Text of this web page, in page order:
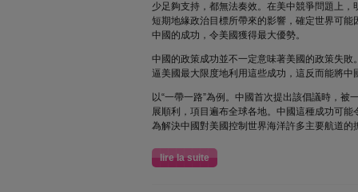
少足夠支持，都無法奏效。在美中競爭問題上
短期地緣政治目標所帶來的影響，確定世界可
中國的成功，令美國獲得最大優勢。
中國的政策成功並不一定意味著美國的政策失
逼美國最大限度地利用這些成功，這反而能將中
以“一帶一路”為例。中國首次提出該倡議時，被
展順利，項目遍布全球各地。中國這種成功可
為解決中國對美國控制世界海洋許多主要航道的
lire la suite